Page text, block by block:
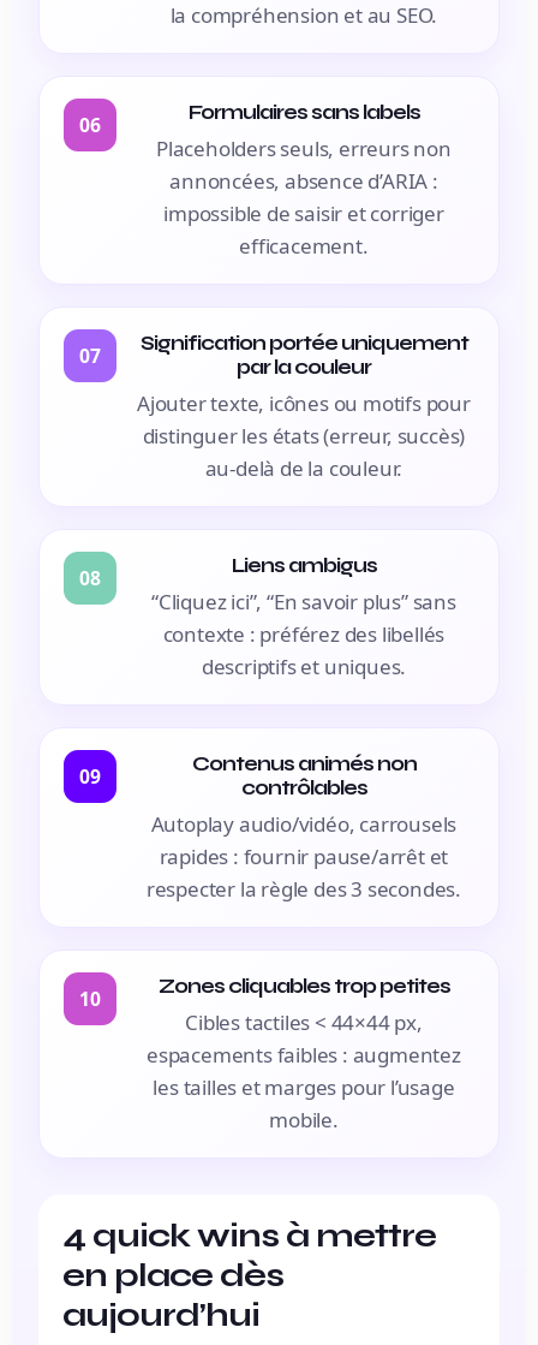
la compréhension et au SEO.
06 Formulaires sans labels
Placeholders seuls, erreurs non
annoncées, absence d’ARIA :
impossible de saisir et corriger
efficacement.
07
Signification portée uniquement
par la couleur
Ajouter texte, icônes ou motifs pour
distinguer les états (erreur, succès)
au-delà de la couleur.
08 Liens ambigus
“Cliquez ici”, “En savoir plus” sans
contexte : préférez des libellés
descriptifs et uniques.
09
Contenus animés non
contrôlables
Autoplay audio/vidéo, carrousels
rapides : fournir pause/arrêt et
respecter la règle des 3 secondes.
10 Zones cliquables trop petites
Cibles tactiles < 44×44 px,
espacements faibles : augmentez
les tailles et marges pour l’usage
mobile.
4 quick wins à mettre
en place dès
aujourd’hui